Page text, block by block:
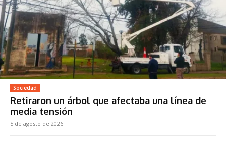
Sociedad
Retiraron un árbol que afectaba una línea de
media tensión
5 de agosto de 2026